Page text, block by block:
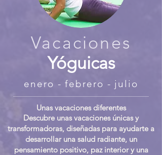
Vacaciones
Yóguicas
enero -febrero - julio
Unas vacaciones diferentes
Descubre unas vacaciones únicas y
transformadoras, diseñadas para ayudarte a
desarrollar una salud radiante, un
pensamiento positivo, paz interior y una